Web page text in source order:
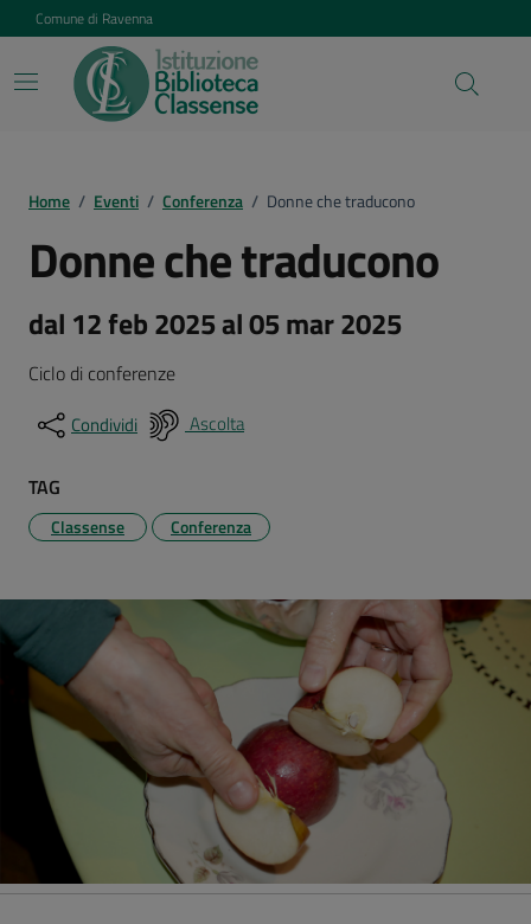
Vai ai contenuti
Vai al footer
Comune di Ravenna
Home / Eventi / Conferenza / Donne che traducono
Donne che traducono
dal 12 feb 2025 al 05 mar 2025
Ciclo di conferenze
Condividi Ascolta
TAG
Classense Conferenza